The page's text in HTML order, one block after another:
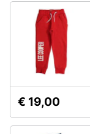
€ 19,00